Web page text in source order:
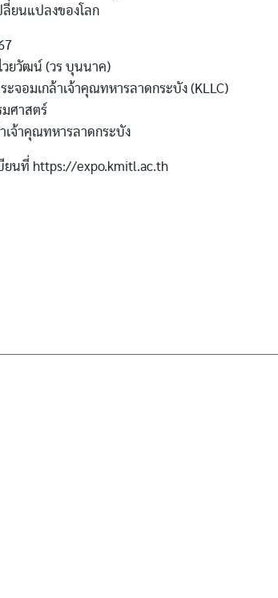
ยนแปลงของโลก
วยวัฒน์ (วร บุนนาค)
จอมเกล้าเจ้าคุณทหารลาดกระบัง (KLLC)
ศาสตร์
เจ้าคุณทหารลาดกระบัง
ยนที่ https://expo.kmitl.ac.th